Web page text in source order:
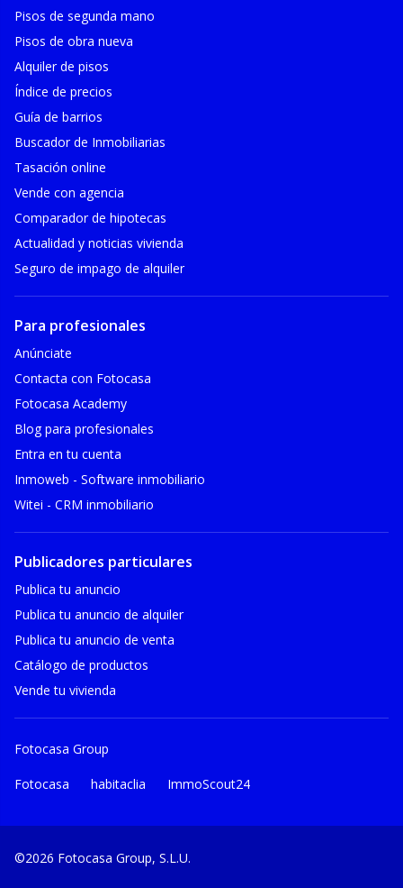
Pisos de segunda mano
Pisos de obra nueva
Alquiler de pisos
Índice de precios
Guía de barrios
Buscador de Inmobiliarias
Tasación online
Vende con agencia
Comparador de hipotecas
Actualidad y noticias vivienda
Seguro de impago de alquiler
Para profesionales
Anúnciate
Contacta con Fotocasa
Fotocasa Academy
Blog para profesionales
Entra en tu cuenta
Inmoweb - Software inmobiliario
Witei - CRM inmobiliario
Publicadores particulares
Publica tu anuncio
Publica tu anuncio de alquiler
Publica tu anuncio de venta
Catálogo de productos
Vende tu vivienda
Fotocasa Group
Fotocasa habitaclia ImmoScout24
©2026 Fotocasa Group, S.L.U.